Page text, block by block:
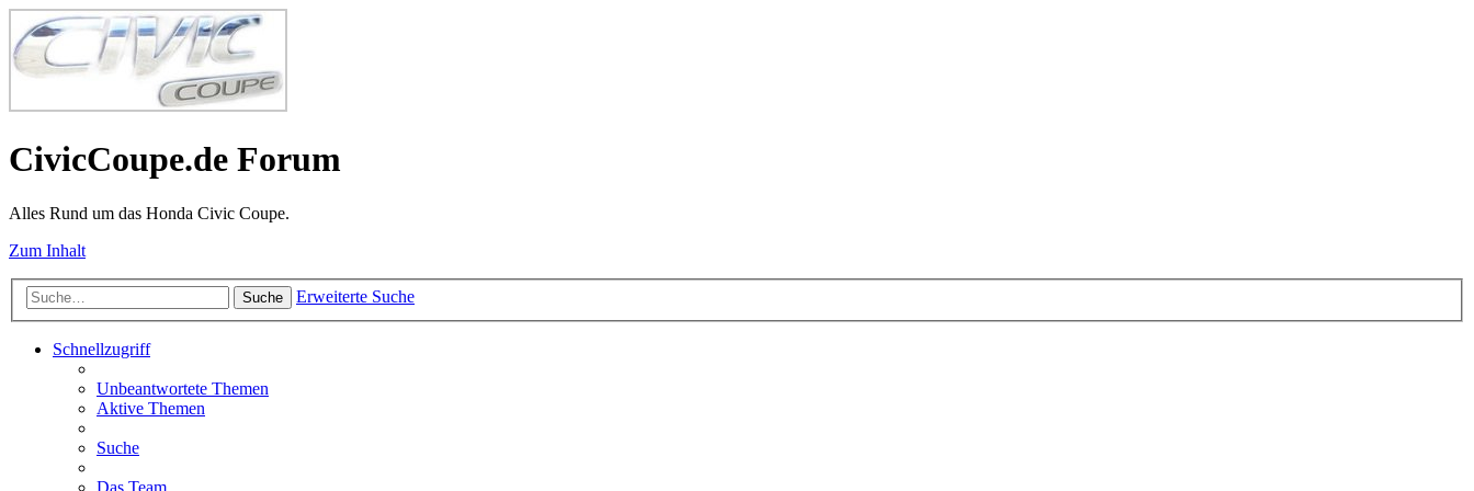
CivicCoupe.de Forum
Alles Rund um das Honda Civic Coupe.
Zum Inhalt
Suche Erweiterte Suche
Schnellzugriff
Unbeantwortete Themen
Aktive Themen
Suche